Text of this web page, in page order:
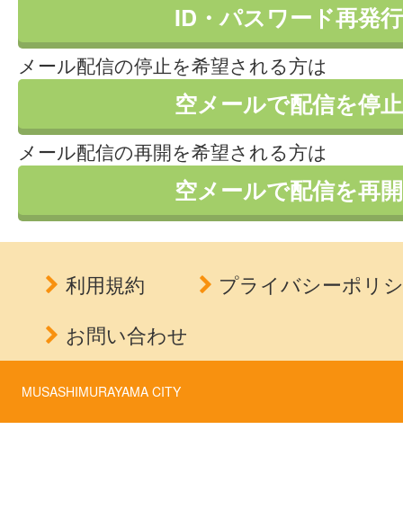
ID・パスワード再発行
メール配信の停止を希望される方は
空メールで配信を停止
メール配信の再開を希望される方は
空メールで配信を再開
利用規約
プライバシーポリ
お問い合わせ
MUSASHIMURAYAMA CITY